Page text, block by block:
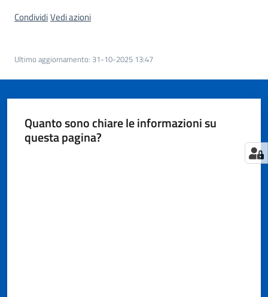
e
Tutelare
Consumatore
CondividiVedi azioni
Ultimo aggiornamento: 31-10-2025 13:47
Quanto sono chiare le informazioni su
questa pagina?